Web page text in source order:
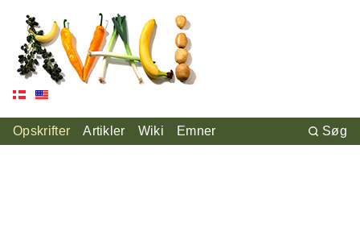
Opskrifter Artikler Wiki Emner Søg